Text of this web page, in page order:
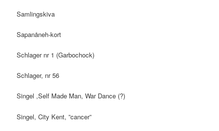
Samlingskiva
Sapanåneh-kort
Schlager nr 1 (Garbochock)
Schlager, nr 56
Singel ,Self Made Man, War Dance (?)
Singel, City Kent, ”cancer”